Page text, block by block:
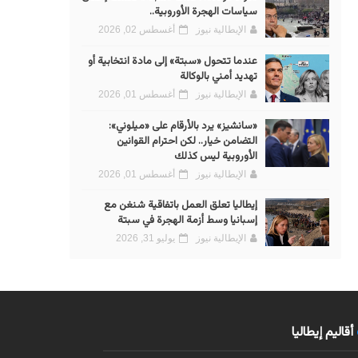
سياسات الهجرة الأوروبية..
الإيطالية نيوز أغسطس 02, 2026
عندما تتحول «سبتة» إلى مادة انتخابية أو
تهديد أمني بالوكالة
الإيطالية نيوز أغسطس 01, 2026
«سانشيز» يرد بالأرقام على «ميلوني»:
التضامن خيار.. لكن احترام القوانين
الأوروبية ليس كذلك
الإيطالية نيوز أغسطس 01, 2026
إيطاليا تعلق العمل باتفاقية شنغن مع
إسبانيا وسط أزمة الهجرة في سبتة
الإيطالية نيوز يوليو 31, 2026
أقاليم إيطاليا